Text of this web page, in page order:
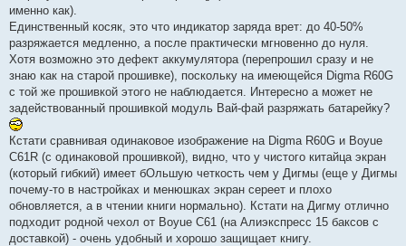
именно как).
Единственный косяк, это что индикатор заряда врет: до 40-50%
разряжается медленно, а после практически мгновенно до нуля.
Хотя возможно это дефект аккумулятора (перепрошил сразу и не
знаю как на старой прошивке), поскольку на имеющейся Digma R60G
с той же прошивкой этого не наблюдается. Интересно а может не
задействованный прошивкой модуль Вай-фай разряжать батарейку?
Кстати сравнивая одинаковое изображение на Digma R60G и Boyue
C61R (с одинаковой прошивкой), видно, что у чистого китайца экран
(который гибкий) имеет бОльшую четкость чем у Дигмы (еще у Дигмы
почему-то в настройках и менюшках экран сереет и плохо
обновляется, а в чтении книги нормально). Кстати на Дигму отлично
подходит родной чехол от Boyue C61 (на Алиэкспресс 15 баксов с
доставкой) - очень удобный и хорошо защищает книгу.